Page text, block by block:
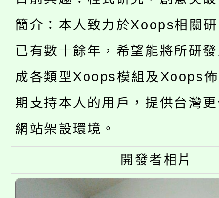
心理、諮商輔導、社會
系所師生報名參加。
學期銜接期間理賠案件
學籍身 分審查程序及
淨零綠領人才培育課程
公告本校115學年度第
代理(課)教師甄選結果(
「2026金融保險知識
車」活動
桃園市115學年度學生
生本土語及新住民語歌
公告本校115學年度第
代理(課)教師甄選結果
公告本校115學年度第
代理(課)教師甄選結果(
轉知中國文化大學推廣
簡介：本人致力於Xoops相關
已有數十餘年，希望能將所研
成各類型Xoops模組及Xoops
期支持本人的用戶，提供台灣
網站架設環境。
開發者相片